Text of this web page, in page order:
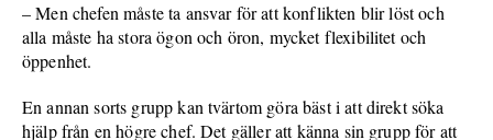
– Men chefen måste ta ansvar för att konflikten blir löst och
alla måste ha stora ögon och öron, mycket flexibilitet och
öppenhet.
En annan sorts grupp kan tvärtom göra bäst i att direkt söka
hjälp från en högre chef. Det gäller att känna sin grupp för att